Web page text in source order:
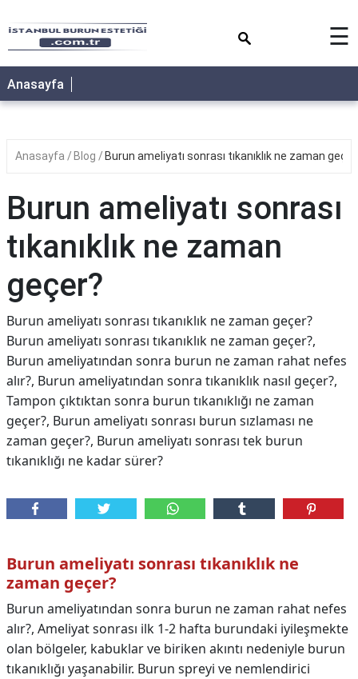
☰
Anasayfa
Anasayfa Blog Burun ameliyatı sonrası tıkanıklık ne zaman
Burun ameliyatı sonrası
tıkanıklık ne zaman
geçer?
Burun ameliyatı sonrası tıkanıklık ne zaman geçer?
Burun ameliyatı sonrası tıkanıklık ne zaman geçer?,
Burun ameliyatından sonra burun ne zaman rahat nefes
alır?, Burun ameliyatından sonra tıkanıklık nasıl geçer?,
Tampon çıktıktan sonra burun tıkanıklığı ne zaman
geçer?, Burun ameliyatı sonrası burun sızlaması ne
zaman geçer?, Burun ameliyatı sonrası tek burun
tıkanıklığı ne kadar sürer?
Burun ameliyatı sonrası tıkanıklık ne
zaman geçer?
Burun ameliyatından sonra burun ne zaman rahat nefes
alır?, Ameliyat sonrası ilk 1-2 hafta burundaki iyileşmekte
olan bölgeler, kabuklar ve biriken akıntı nedeniyle burun
tıkanıklığı yaşanabilir. Burun spreyi ve nemlendirici